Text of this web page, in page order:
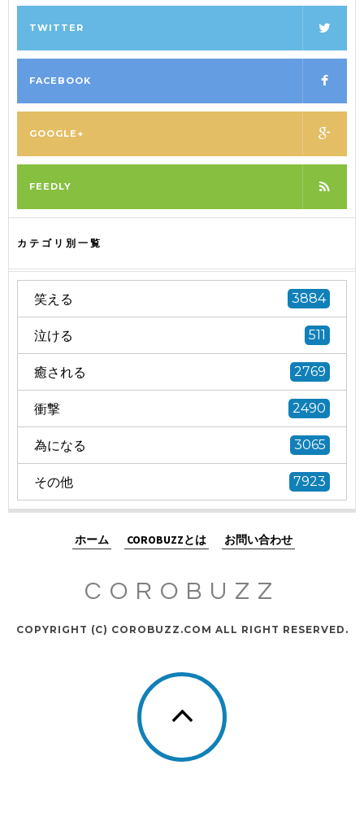
TWITTER
FACEBOOK
GOOGLE+
FEEDLY
カテゴリ別一覧
笑える 3884
泣ける 511
癒される 2769
衝撃 2490
為になる 3065
その他 7923
ホーム COROBUZZとは お問い合わせ
COROBUZZ
COPYRIGHT (C) COROBUZZ.COM ALL RIGHT RESERVED.